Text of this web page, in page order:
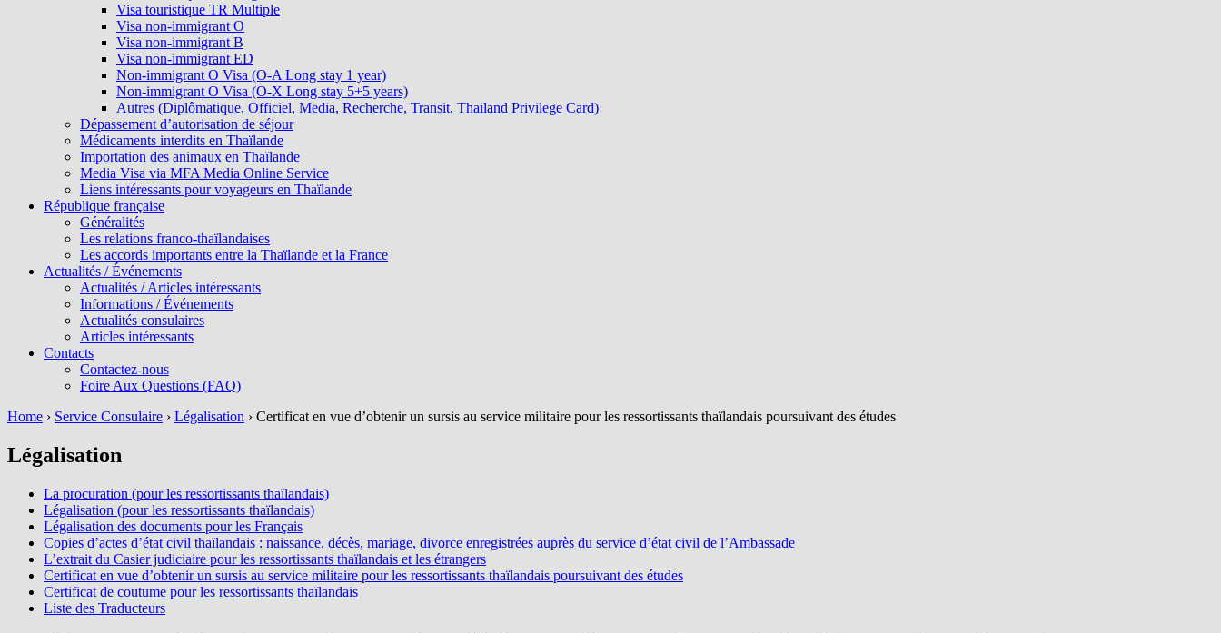
Visa touristique TR Multiple
Visa non-immigrant O
Visa non-immigrant B
Visa non-immigrant ED
Non-immigrant O Visa (O-A Long stay 1 year)
Non-immigrant O Visa (O-X Long stay 5+5 years)
Autres (Diplômatique, Officiel, Media, Recherche, Transit, Thailand Privilege Card)
Dépassement d’autorisation de séjour
Médicaments interdits en Thaïlande
Importation des animaux en Thaïlande
Media Visa via MFA Media Online Service
Liens intéressants pour voyageurs en Thaïlande
République française
Généralités
Les relations franco-thaïlandaises
Les accords importants entre la Thaïlande et la France
Actualités / Événements
Actualités / Articles intéressants
Informations / Événements
Actualités consulaires
Articles intéressants
Contacts
Contactez-nous
Foire Aux Questions (FAQ)
Home › Service Consulaire › Légalisation › Certificat en vue d’obtenir un sursis au service militaire pour les ressortissants thaïlandais poursuivant des études
Légalisation
La procuration (pour les ressortissants thaïlandais)
Légalisation (pour les ressortissants thaïlandais)
Légalisation des documents pour les Français
Copies d’actes d’état civil thaïlandais : naissance, décès, mariage, divorce enregistrées auprès du service d’état civil de l’Ambassade
L’extrait du Casier judiciaire pour les ressortissants thaïlandais et les étrangers
Certificat en vue d’obtenir un sursis au service militaire pour les ressortissants thaïlandais poursuivant des études
Certificat de coutume pour les ressortissants thaïlandais
Liste des Traducteurs